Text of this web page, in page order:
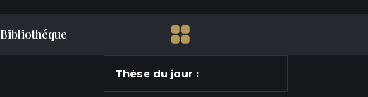
Bibliothéque
Thèse du jour :